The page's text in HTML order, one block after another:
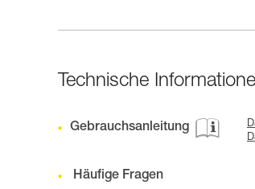
Technische
Gebrauchsanleitung
Häufige Fragen